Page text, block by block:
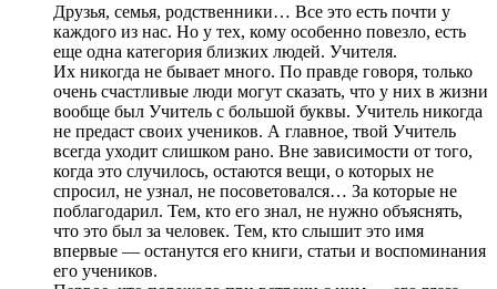
Друзья, семья, родственники… Все это есть почти у
каждого из нас. Но у тех, кому особенно повезло, есть
еще одна категория близких людей. Учителя.
Их никогда не бывает много. По правде говоря, только
очень счастливые люди могут сказать, что у них в жизни
вообще был Учитель с большой буквы. Учитель никогда
не предаст своих учеников. А главное, твой Учитель
всегда уходит слишком рано. Вне зависимости от того,
когда это случилось, остаются вещи, о которых не
спросил, не узнал, не посоветовался… За которые не
поблагодарил. Тем, кто его знал, не нужно объяснять,
что это был за человек. Тем, кто слышит это имя
впервые — останутся его книги, статьи и воспоминания
его учеников.